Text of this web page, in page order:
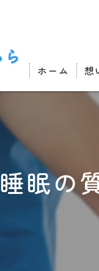
ホーム 想
睡眠の